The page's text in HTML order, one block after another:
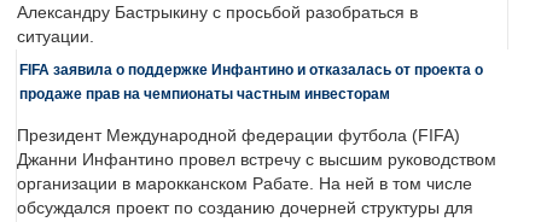
Александру Бастрыкину с просьбой разобраться в
ситуации.
FIFA заявила о поддержке Инфантино и отказалась от проекта о
продаже прав на чемпионаты частным инвесторам
Президент Международной федерации футбола (FIFA)
Джанни Инфантино провел встречу с высшим руководством
организации в марокканском Рабате. На ней в том числе
обсуждался проект по созданию дочерней структуры для